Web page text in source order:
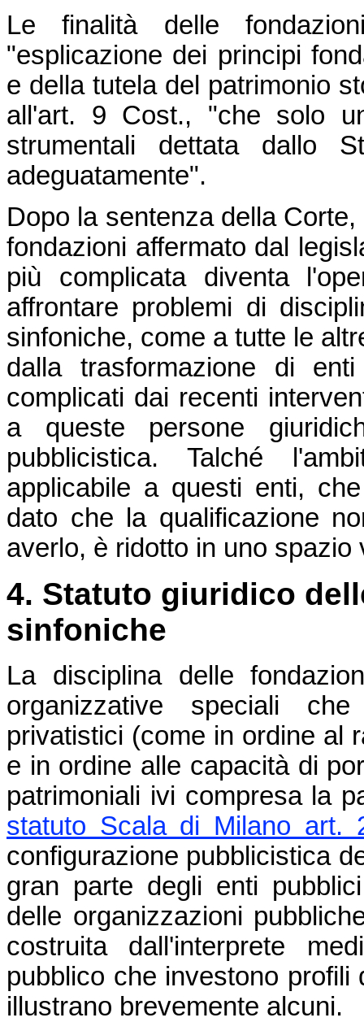
Le finalità delle
"esplicazione dei principi
e della tutela del patrimonio
all'art. 9 Cost., "che solo
strumentali dettata dallo
adeguatamente".
Dopo la sentenza della
fondazioni affermato dal
più complicata diventa
affrontare problemi di
sinfoniche, come a tutte le
dalla trasformazione di
complicati dai recenti
a queste persone
pubblicistica. Talché
applicabile a questi enti,
dato che la qualificazione
averlo, è ridotto in uno spazio
4. Statuto giuridico
sinfoniche
La disciplina delle
organizzative speciali
privatistici (come in ordine al
e in ordine alle capacità di
patrimoniali ivi compresa la
statuto Scala di Milano art.
configurazione pubblicistica
gran parte degli enti
delle organizzazioni
costruita dall'interprete
pubblico che investono
illustrano brevemente alcuni.